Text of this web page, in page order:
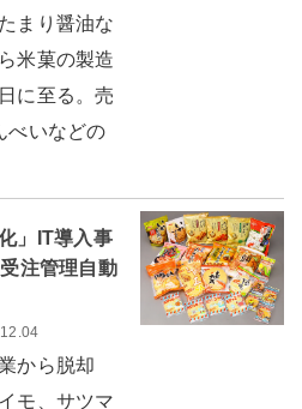
まり醤油な
米菓の製造
に至る。売
べいなどの
」IT導入事
注管理自動
から脱却
モ、サツマ